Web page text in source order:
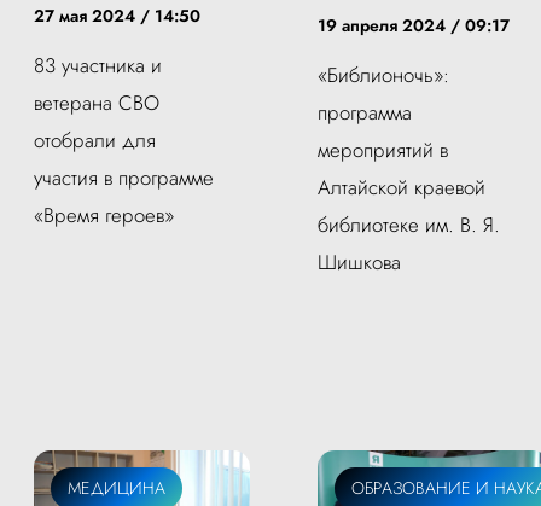
27 мая 2024 / 14:50
83 участника и
ветерана СВО
отобрали для
участия в программе
«Время героев»
19 апреля 2024 / 09:17
«Библионочь»:
программа
мероприятий в
Алтайской краевой
библиотеке им. В. Я.
Шишкова
МЕДИЦИНА ОБРАЗОВАНИЕ И